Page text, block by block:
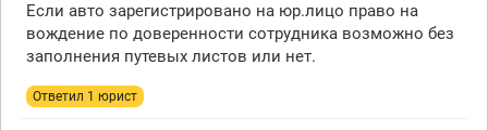
Если авто зарегистрировано на юр.лицо право на
вождение по доверенности сотрудника возможно без
заполнения путевых листов или нет.
Ответил 1 юрист